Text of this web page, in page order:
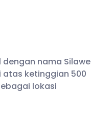
nama Silawe
ketinggian 500
lokasi